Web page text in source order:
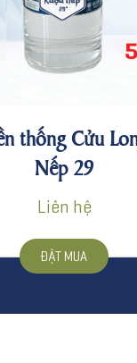
thống Cửu
Nếp 29
Liên hệ
ĐẶT MUA